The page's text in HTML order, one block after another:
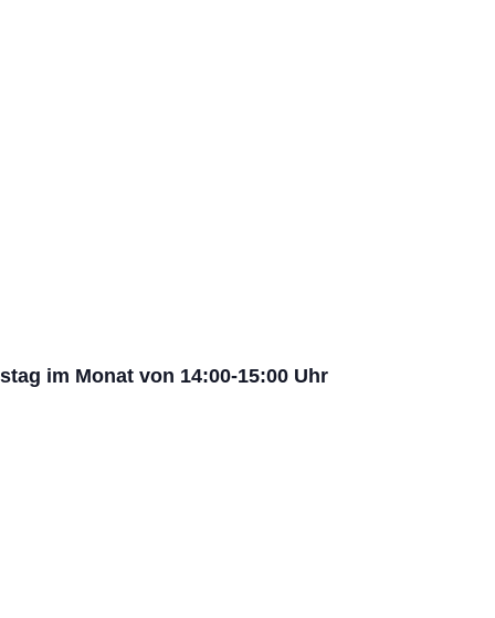
im Monat von 14:00-15:00 Uhr